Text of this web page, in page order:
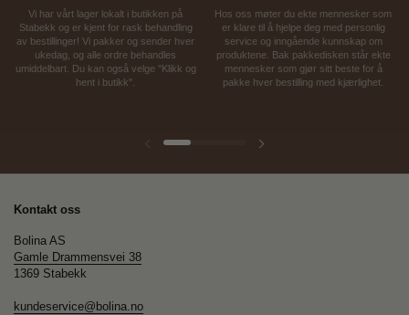
Vi har vårt lager lokalt i butikken på
Stabekk og er kjent for rask behandling
av bestillinger! Vi pakker og sender hver
ukedag, og alle ordre behandles
umiddelbart. Du kan også velge "Klikk og
hent i butikk".
Hos oss møter du ekte mennesker som
er klare til å hjelpe deg med personlig
service og inngående kunnskap om
produktene. Bak pakkedisken står ekte
mennesker som gjør sitt beste for å
pakke hver bestilling med kjærlighet.
Forrige lysbilde
Kontakt oss
Bolina AS
Gamle Drammensvei 38
1369 Stabekk
kundeservice@bolina.no